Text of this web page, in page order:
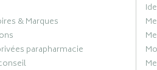
& Marques
parapharmacie